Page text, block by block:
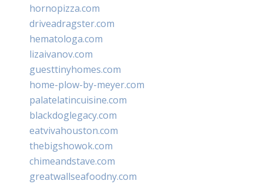
hornopizza.com
driveadragster.com
hematologa.com
lizaivanov.com
guesttinyhomes.com
home-plow-by-meyer.com
palatelatincuisine.com
blackdoglegacy.com
eatvivahouston.com
thebigshowok.com
chimeandstave.com
greatwallseafoodny.com